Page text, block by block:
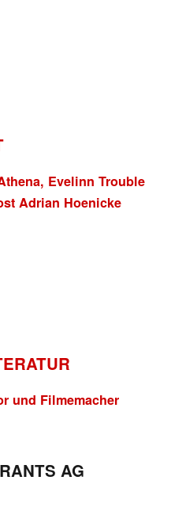
Evelinn Trouble
Adrian Hoenicke
und Filmemacher
AG